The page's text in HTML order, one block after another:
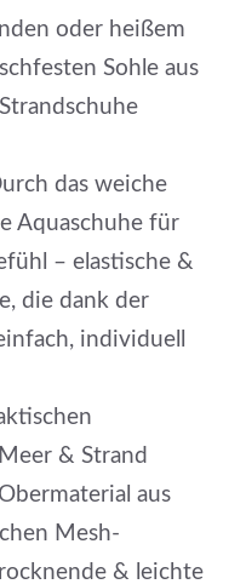
oder heißem
Sohle aus
das weiche
Aquaschuhe für
– elastische &
die dank der
individuell
& Strand
aus
Mesh-
& leichte